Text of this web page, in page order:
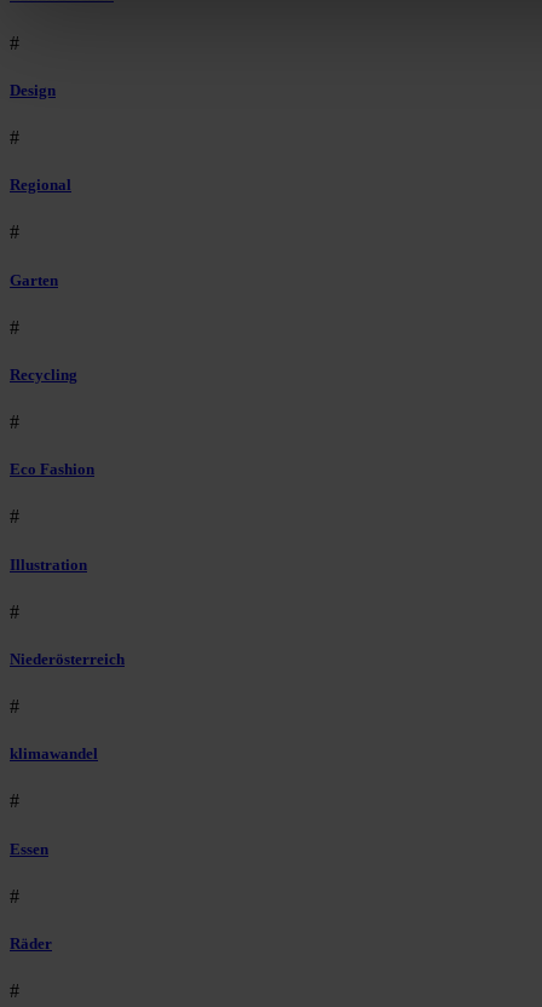
#
Design
#
Regional
#
Garten
#
Recycling
#
Eco Fashion
#
Illustration
#
Niederösterreich
#
klimawandel
#
Essen
#
Räder
#